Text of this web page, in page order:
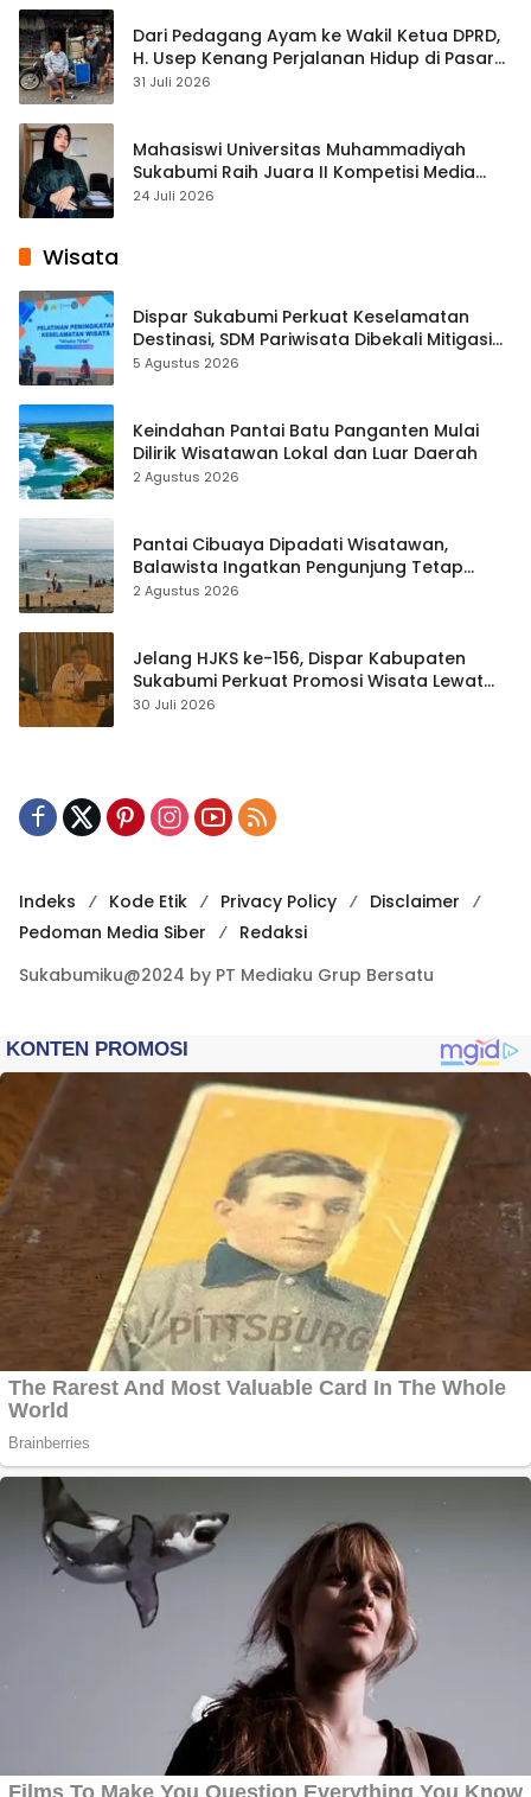
Dari Pedagang Ayam ke Wakil Ketua DPRD,
H. Usep Kenang Perjalanan Hidup di Pasar
Cisaat
31 Juli 2026
Mahasiswi Universitas Muhammadiyah
Sukabumi Raih Juara II Kompetisi Media
Pembelajaran Digital Tingkat Internasional
24 Juli 2026
Wisata
Dispar Sukabumi Perkuat Keselamatan
Destinasi, SDM Pariwisata Dibekali Mitigasi
hingga Teknik Evakuasi
5 Agustus 2026
Keindahan Pantai Batu Panganten Mulai
Dilirik Wisatawan Lokal dan Luar Daerah
2 Agustus 2026
Pantai Cibuaya Dipadati Wisatawan,
Balawista Ingatkan Pengunjung Tetap
Waspada
2 Agustus 2026
Jelang HJKS ke-156, Dispar Kabupaten
Sukabumi Perkuat Promosi Wisata Lewat
Publikasi Digital
30 Juli 2026
Indeks Kode Etik Privacy Policy
Disclaimer
Pedoman Media Siber
Redaksi
Sukabumiku@2024 by PT Mediaku Grup Bersatu